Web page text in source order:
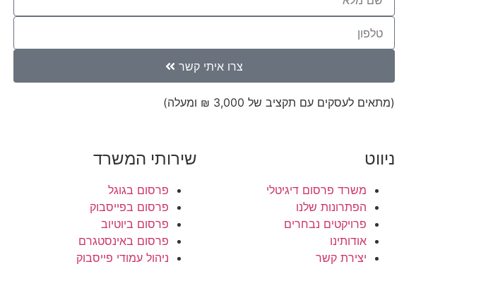
צרו איתי קשר
(מתאים לעסקים עם תקציב של 3,000 ₪ ומעלה)
ניווט
משרד פרסום דיגיטלי
הפתרונות שלנו
פרויקטים נבחרים
אודותינו
יצירת קשר
שירותי המשרד
פרסום בגוגל
פרסום בפייסבוק
פרסום ביוטיוב
פרסום באינסטגרם
ניהול עמודי פייסבוק